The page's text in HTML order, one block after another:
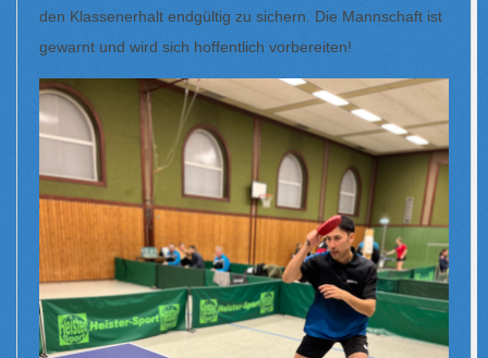
den Klassenerhalt endgültig zu sichern. Die Mannschaft ist
gewarnt und wird sich hoffentlich vorbereiten!